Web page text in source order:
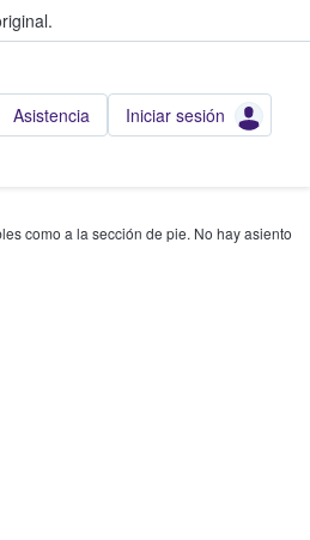
Asistencia Iniciar sesión
como a la sección de pie. No hay asiento